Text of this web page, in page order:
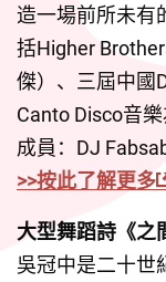
造一場前所未有
括Higher
傑）、三屆中國
Canto Disco音
成員：DJ
>>按此了解更多
大型舞蹈詩《之
吳冠中是二十世